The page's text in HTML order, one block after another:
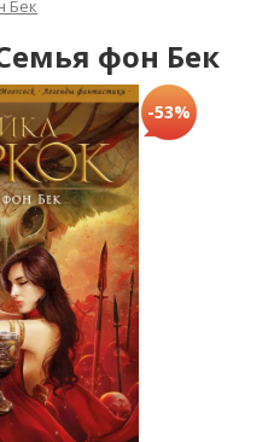
Бек
фон Бек
-53%